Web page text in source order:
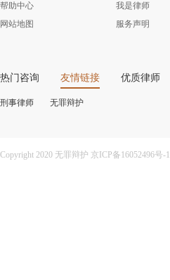
帮助中心
网站地图
我是律师
服务声明
热门咨询 友情链接 优质律师
刑事律师 无罪辩护
Copyright 2020 无罪辩护 京ICP备16052496号-1